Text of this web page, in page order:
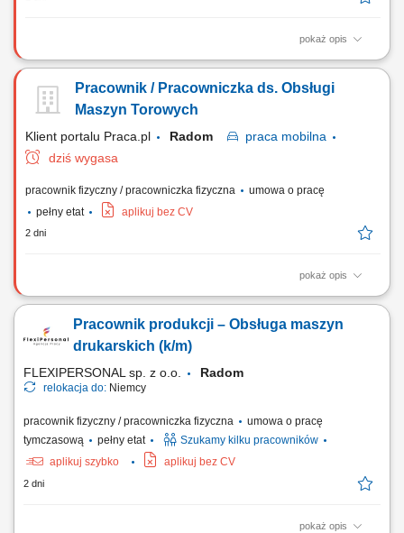
pokaż opis
Twój zakres obowiązków: Konwencjonalne szlifowanie wałków, w tym
parametrów maszyn i praca z dokumentacją techniczną; Kontrola
jakości i wykonywanie pomiarów warsztatowych; Dbanie o stan
Pracownik / Pracowniczka ds. Obsługi
Maszyn Torowych
Klient portalu Praca.pl Radom praca mobilna
dziś wygasa
pracownik fizyczny / pracowniczka fizyczna
umowa o pracę
pełny etat
aplikuj bez CV
2 dni
pokaż opis
Prowadzenie i nadzorowanie pracy maszyn wykorzystywanych przy
urządzeń oraz dbanie o ich sprawność techniczną. Realizacja
bieżących przeglądów i drobnych napraw eksploatacyjnych.
Pracownik produkcji – Obsługa maszyn
drukarskich (k/m)
FLEXIPERSONAL sp. z o.o. Radom
relokacja do: Niemcy
pracownik fizyczny / pracowniczka fizyczna
umowa o pracę
tymczasową
pełny etat
Szukamy kilku pracowników
aplikuj szybko
aplikuj bez CV
2 dni
pokaż opis